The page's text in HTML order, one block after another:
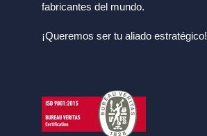
fabricantes del mundo.
¡Queremos ser tu aliado estratégico!